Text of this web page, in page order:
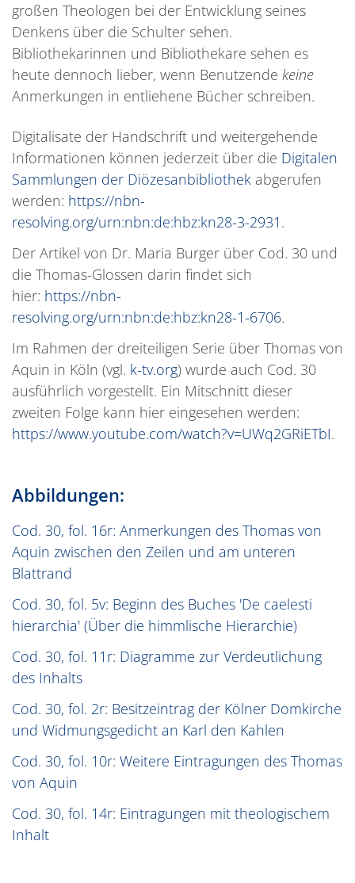
großen Theologen bei der Entwicklung seines
Denkens über die Schulter sehen.
Bibliothekarinnen und Bibliothekare sehen es
heute dennoch lieber, wenn Benutzende keine
Anmerkungen in entliehene Bücher schreiben.
Digitalisate der Handschrift und weitergehende
Informationen können jederzeit über die Digitalen
Sammlungen der Diözesanbibliothek abgerufen
werden: https://nbn-
resolving.org/urn:nbn:de:hbz:kn28-3-2931 .
Der Artikel von Dr. Maria Burger über Cod. 30 und
die Thomas-Glossen darin findet sich
hier: https://nbn-
resolving.org/urn:nbn:de:hbz:kn28-1-6706.
Im Rahmen der dreiteiligen Serie über Thomas von
Aquin in Köln (vgl. k-tv.org) wurde auch Cod. 30
ausführlich vorgestellt. Ein Mitschnitt dieser
zweiten Folge kann hier eingesehen werden:
https://www.youtube.com/watch?v=UWq2GRiETbI.
Abbildungen:
Cod. 30, fol. 16r: Anmerkungen des Thomas von
Aquin zwischen den Zeilen und am unteren
Blattrand
Cod. 30, fol. 5v: Beginn des Buches 'De caelesti
hierarchia' (Über die himmlische Hierarchie)
Cod. 30, fol. 11r: Diagramme zur Verdeutlichung
des Inhalts
Cod. 30, fol. 2r: Besitzeintrag der Kölner Domkirche
und Widmungsgedicht an Karl den Kahlen
Cod. 30, fol. 10r: Weitere Eintragungen des Thomas
von Aquin
Cod. 30, fol. 14r: Eintragungen mit theologischem
Inhalt